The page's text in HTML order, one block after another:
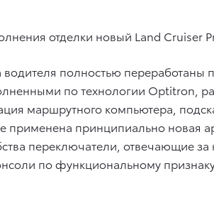
отделки новый Land Cruiser
полностью
по технологии Optitron,
маршрутного компьютера,
принципиально новая
переключатели, отвечающие
по функциональному